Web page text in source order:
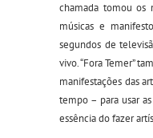
chamada tomou os
músicas e
segundos de
vivo. “Fora Temer”
manifestações das
tempo – para usar
essência do fazer